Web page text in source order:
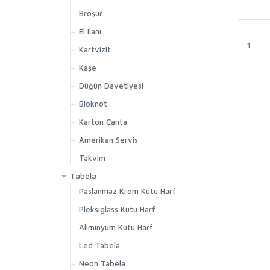
1
Broşür
El ilanı
Kartvizit
Kaşe
Düğün Davetiyesi
Bloknot
Karton Çanta
Amerikan Servis
Takvim
Tabela
Paslanmaz Krom Kutu Harf
Pleksiglass Kutu Harf
Aliminyum Kutu Harf
Led Tabela
Neon Tabela